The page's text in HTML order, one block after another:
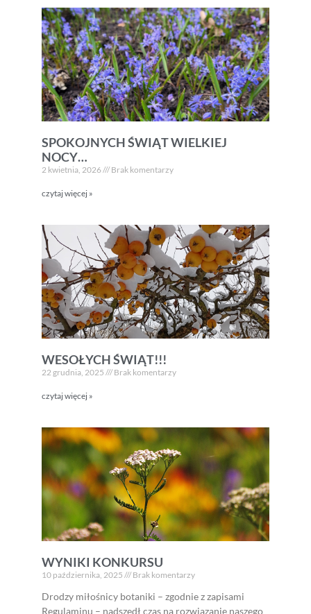
SPOKOJNYCH ŚWIĄT WIELKIEJ
NOCY…
2 kwietnia, 2026 Brak komentarzy
czytaj więcej »
WESOŁYCH ŚWIĄT!!!
22 grudnia, 2025 Brak komentarzy
czytaj więcej »
WYNIKI KONKURSU
10 października, 2025 Brak komentarzy
Drodzy miłośnicy botaniki – zgodnie z zapisami
Regulaminu – nadszedł czas na rozwiązanie naszego